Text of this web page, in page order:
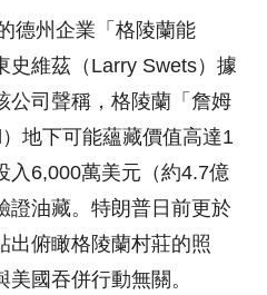
德州企業「格陵蘭能
史維茲（Larry Swets）據
公司聲稱，格陵蘭「詹姆
地下可能蘊藏價值高達1
入6,000萬美元（約4.7億
證油藏。特朗普日前更於
出俯瞰格陵蘭村莊的照
國吞併行動無關。